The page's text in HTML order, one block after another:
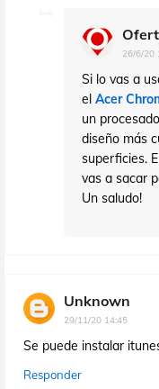
26/6/20
Si lo vas a
el Acer
un
diseño más
superficies.
vas a sacar
Un saludo!
Unknown
29/11/20 14:45
Se puede instalar
Responder